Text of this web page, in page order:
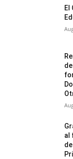
El
al